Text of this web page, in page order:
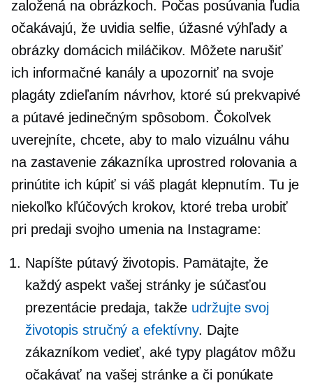
založená na obrázkoch. Počas posúvania ľudia
očakávajú, že uvidia selfie, úžasné výhľady a
obrázky domácich miláčikov. Môžete narušiť
ich informačné kanály a upozorniť na svoje
plagáty zdieľaním návrhov, ktoré sú prekvapivé
a pútavé jedinečným spôsobom. Čokoľvek
uverejníte, chcete, aby to malo vizuálnu váhu
na zastavenie zákazníka uprostred rolovaniaa
prinútite ich kúpiť si váš plagát klepnutím. Tu je
niekoľko kľúčových krokov, ktoré treba urobiť
pri predaji svojho umenia na Instagrame:
Napíšte pútavý životopis. Pamätajte, že
každý aspekt vašej stránky je súčasťou
prezentácie predaja, takže udržujte svoj
životopis stručný a efektívny. Dajte
zákazníkom vedieť, aké typy plagátov môžu
očakávať na vašej stránke a či ponúkate